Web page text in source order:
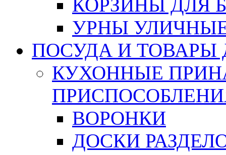
КОРЗИНЫ ДЛЯ
УРНЫ
ПОСУДА И ТОВАРЫ
КУХОННЫЕ
ВОРОНКИ
ДОСКИ